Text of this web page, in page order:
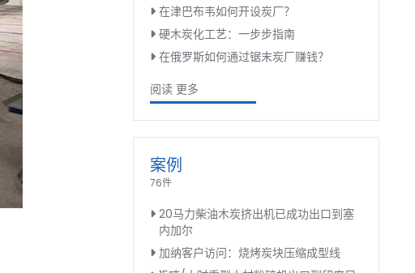
在津巴布韦如何开设炭厂？
硬木炭化工艺：一步步指南
在俄罗斯如何通过锯末炭厂赚钱？
阅读 更多
案例
76件
20马力柴油木炭挤出机已成功出口到塞
内加尔
加纳客户访问：烧烤炭块压缩成型线